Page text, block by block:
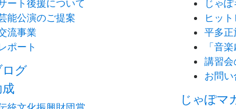
ート後援について
能公演のご提案
流事業
ポート
ログ
じゃ
ヒッ
平多
「音
講習会
お問
じゃぽマ